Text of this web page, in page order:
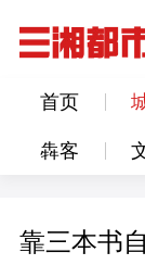
首页
犇客
靠三本书